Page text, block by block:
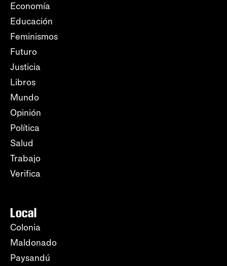
Economía
Educación
Feminismos
Futuro
Justicia
Libros
Mundo
Opinión
Política
Salud
Trabajo
Verifica
Local
Colonia
Maldonado
Paysandú